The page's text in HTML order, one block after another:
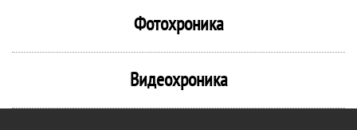
Фотохроника
Видеохроника